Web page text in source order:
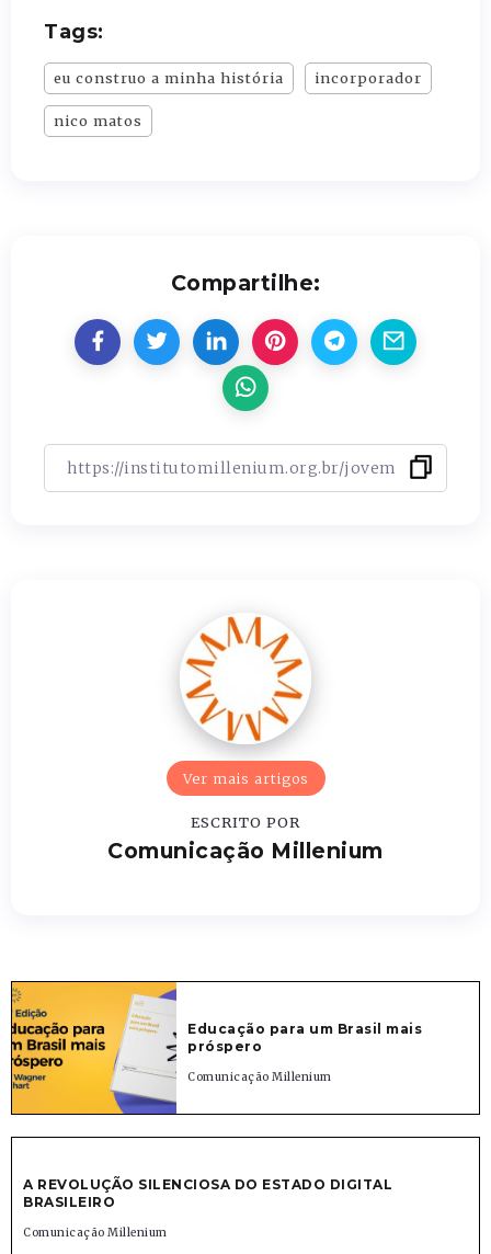
Tags:
eu construo a minha história incorporador
nico matos
Compartilhe:
Ver mais artigos
ESCRITO POR
Comunicação Millenium
Educação para um Brasil mais
próspero
Comunicação Millenium
A REVOLUÇÃO SILENCIOSA DO ESTADO DIGITAL
BRASILEIRO
Comunicação Millenium